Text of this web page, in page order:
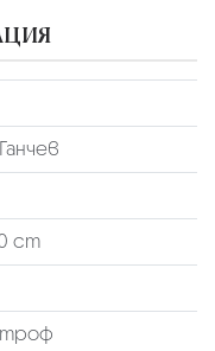
cm